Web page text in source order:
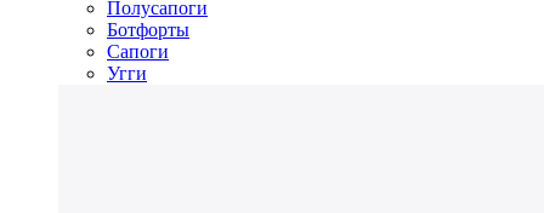
Полусапоги
Ботфорты
Сапоги
Угги